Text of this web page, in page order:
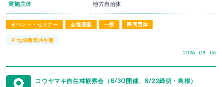
イベント・セミナー 会場開催 一般 民間団体
2026 . 08 . 06
実施主体 地方自治体
#地域循環共生圏
コウヤマキ自生林観察会（8/30開催、8/22締切・島根）